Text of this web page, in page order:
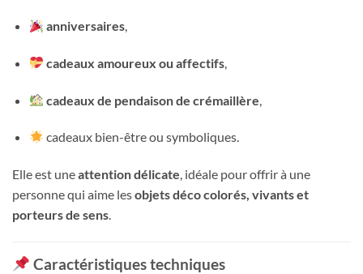
anniversaires,
cadeaux amoureux ou affectifs
cadeaux de pendaison de crémaillère
cadeaux bien-être ou symboliques.
Elle est uneattention délicate, idéale pour offrir à une
personne qui aime lesobjets déco colorés, vivants et
porteurs de sens.
Caractéristiques techniques